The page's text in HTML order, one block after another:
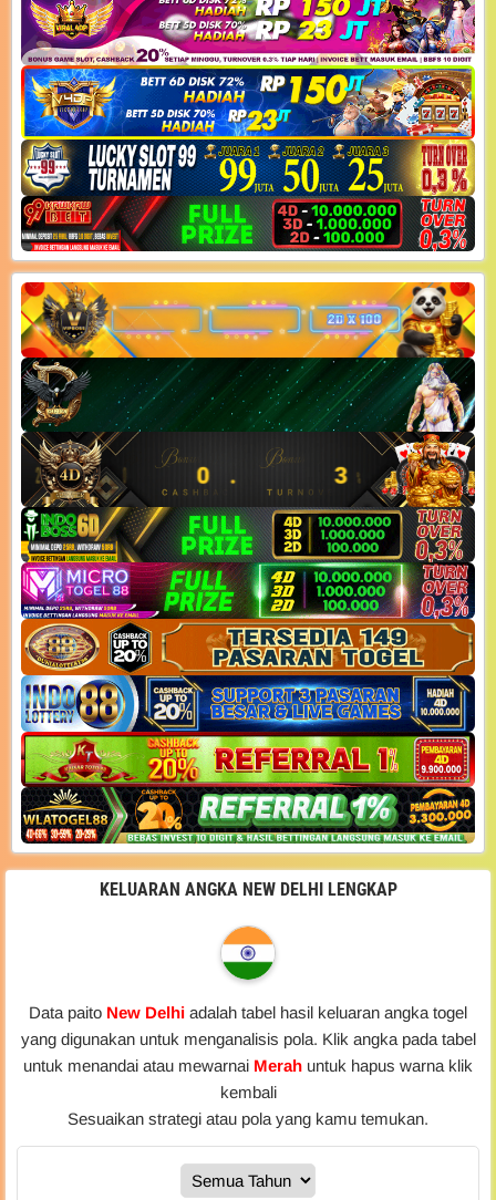
KELUARAN ANGKA NEW DELHI LENGKAP
Data paito New Delhi adalah tabel hasil keluaran angka togel
yang digunakan untuk menganalisis pola. Klik angka pada tabel
untuk menandai atau mewarnai Merah untuk hapus warna klik
kembali
Sesuaikan strategi atau pola yang kamu temukan.